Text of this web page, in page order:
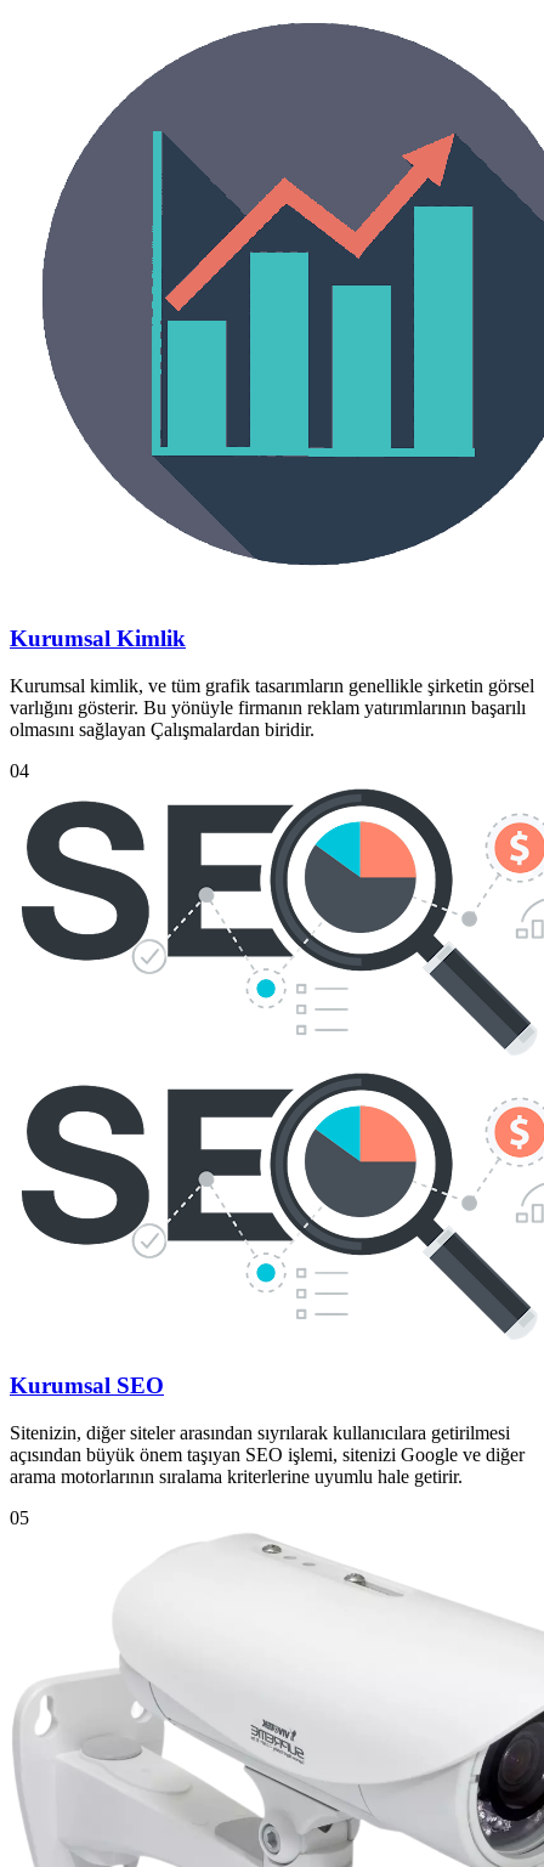
Kurumsal Kimlik
Kurumsal kimlik, ve tüm grafik tasarımların genellikle şirketin görsel
varlığını gösterir. Bu yönüyle firmanın reklam yatırımlarının başarılı
olmasını sağlayan Çalışmalardan biridir.
04
Kurumsal SEO
Sitenizin, diğer siteler arasından sıyrılarak kullanıcılara getirilmesi
açısından büyük önem taşıyan SEO işlemi, sitenizi Google ve diğer
arama motorlarının sıralama kriterlerine uyumlu hale getirir.
05